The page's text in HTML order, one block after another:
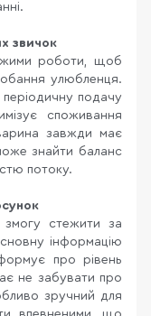
звичок
роботи, щоб
улюбленця.
подачу
споживання
завжди має
знайти баланс
потоку.
стежити за
інформацію
про рівень
не забувати про
зручний для